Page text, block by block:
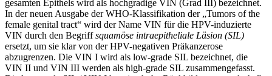
gesamten Epithels wird als hochgradige VIN (Grad III) bezeichnet.
In der neuen Ausgabe der WHO-Klassifikation der „Tumors of the
female genital tract“ wird der Name VIN für die HPV-induzierte
VIN durch den Begriffsquamöse intraepitheliale Läsion (SIL)
ersetzt, um sie klar von der HPV-negativen Präkanzerose
abzugrenzen. Die VIN I wird als low-grade SIL bezeichnet, die
VIN II und VIN III werden als high-grade SIL zusammengefasst.